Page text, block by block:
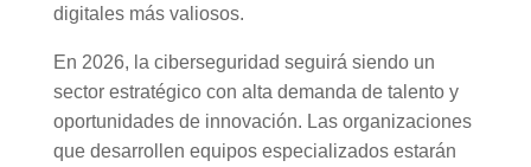
digitales más valiosos.
En 2026, la ciberseguridad seguirá siendo un
sector estratégico con alta demanda de talento y
oportunidades de innovación. Las organizaciones
que desarrollen equipos especializados estarán